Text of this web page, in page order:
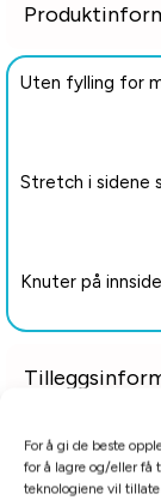
For å gi de beste
for å lagre og/eller få
teknologiene vil
Uten fylling for
Stretch i sidene
Knuter på
Relaterte